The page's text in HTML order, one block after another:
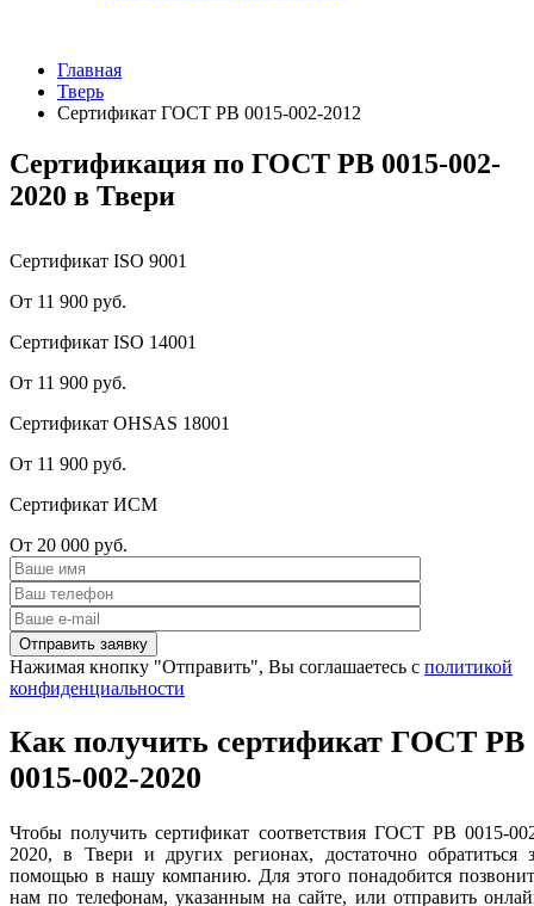
Главная
Тверь
Сертификат ГОСТ РВ 0015-002-2012
Сертификация по ГОСТ РВ 0015-002-
2020 в Твери
Сертификат ISO 9001
От 11 900 руб.
Сертификат ISO 14001
От 11 900 руб.
Сертификат OHSAS 18001
От 11 900 руб.
Сертификат ИСМ
От 20 000 руб.
Нажимая кнопку "Отправить", Вы соглашаетесь с политикой
конфиденциальности
Как получить сертификат ГОСТ РВ
0015-002-2020
Чтобы получить сертификат соответствия ГОСТ РВ 0015-
2020, в Твери и других регионах, достаточно обратиться
помощью в нашу компанию. Для этого понадобится
нам по телефонам, указанным на сайте, или отправить